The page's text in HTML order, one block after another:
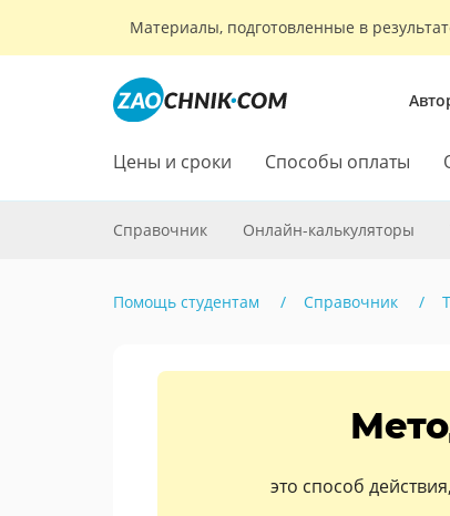
Материалы, подготовленные в
Цены и сроки Способы оплаты
Справочник Онлайн-калькуляторы
Помощь студентам Справочник
это способ